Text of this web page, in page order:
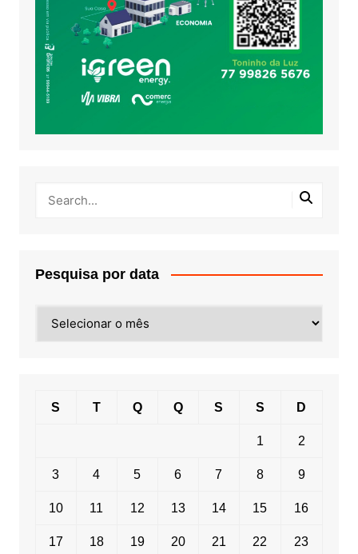
Pesquisa por data
por
S T Q Q S S D
1 2
3 4 5 6 7 8 9
10 11 12 13 14 15 16
17 18 19 20 21 22 23